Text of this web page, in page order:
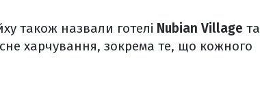
також назвали готелі Nubian Village та
харчування, зокрема те, що кожного